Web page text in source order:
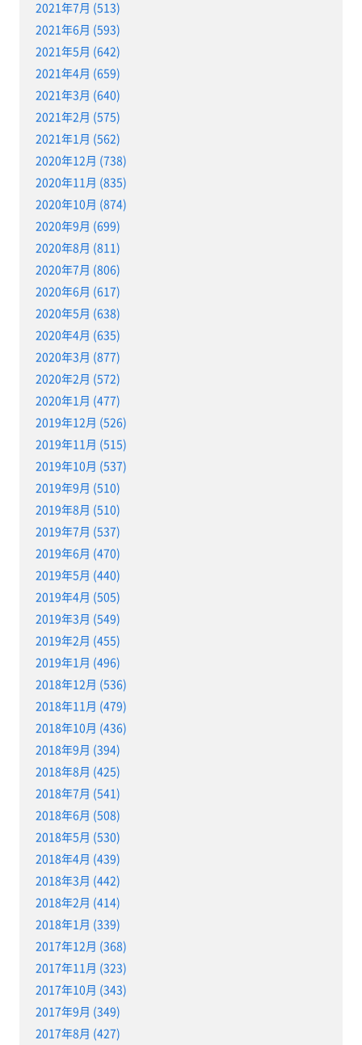
2021年7月 (513)
2021年6月 (593)
2021年5月 (642)
2021年4月 (659)
2021年3月 (640)
2021年2月 (575)
2021年1月 (562)
2020年12月 (738)
2020年11月 (835)
2020年10月 (874)
2020年9月 (699)
2020年8月 (811)
2020年7月 (806)
2020年6月 (617)
2020年5月 (638)
2020年4月 (635)
2020年3月 (877)
2020年2月 (572)
2020年1月 (477)
2019年12月 (526)
2019年11月 (515)
2019年10月 (537)
2019年9月 (510)
2019年8月 (510)
2019年7月 (537)
2019年6月 (470)
2019年5月 (440)
2019年4月 (505)
2019年3月 (549)
2019年2月 (455)
2019年1月 (496)
2018年12月 (536)
2018年11月 (479)
2018年10月 (436)
2018年9月 (394)
2018年8月 (425)
2018年7月 (541)
2018年6月 (508)
2018年5月 (530)
2018年4月 (439)
2018年3月 (442)
2018年2月 (414)
2018年1月 (339)
2017年12月 (368)
2017年11月 (323)
2017年10月 (343)
2017年9月 (349)
2017年8月 (427)